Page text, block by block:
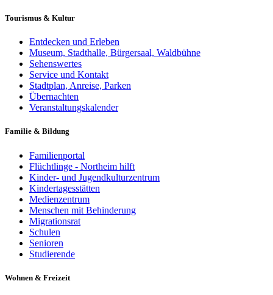
Tourismus & Kultur
Entdecken und Erleben
Museum, Stadthalle, Bürgersaal, Waldbühne
Sehenswertes
Service und Kontakt
Stadtplan, Anreise, Parken
Übernachten
Veranstaltungskalender
Familie & Bildung
Familienportal
Flüchtlinge - Northeim hilft
Kinder- und Jugendkulturzentrum
Kindertagesstätten
Medienzentrum
Menschen mit Behinderung
Migrationsrat
Schulen
Senioren
Studierende
Wohnen & Freizeit